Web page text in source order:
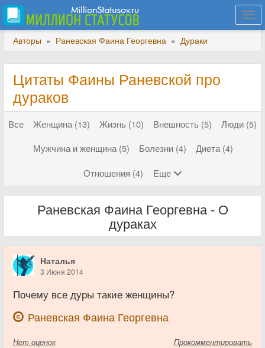
Авторы » Раневская Фаина Георгевна » Дураки
Цитаты Фаины Раневской про
дураков
Все Женщина (13) Жизнь (10) Внешность (5)
Люди (5)
Мужчина и женщина (5)
Болезни (4)
Диета (4)
Отношения (4)
Еще
Раневская Фаина Георгевна - О
дураках
Наталья
3 Июня 2014
Почему все дуры такие женщины?
Раневская Фаина Георгевна
Нет оценок Прокомментировать